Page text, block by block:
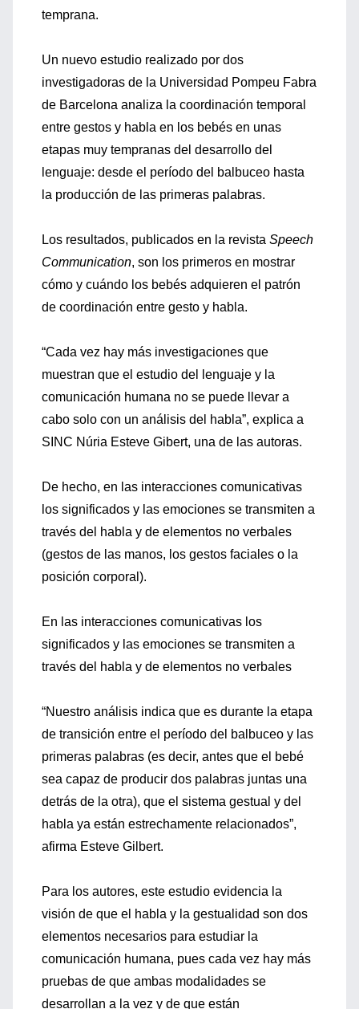
temprana.
Un nuevo estudio realizado por dos
investigadoras de la Universidad Pompeu Fabra
de Barcelona analiza la coordinación temporal
entre gestos y habla en los bebés en unas
etapas muy tempranas del desarrollo del
lenguaje: desde el período del balbuceo hasta
la producción de las primeras palabras.
Los resultados, publicados en la revista Speech
Communication, son los primeros en mostrar
cómo y cuándo los bebés adquieren el patrón
de coordinación entre gesto y habla.
“Cada vez hay más investigaciones que
muestran que el estudio del lenguaje y la
comunicación humana no se puede llevar a
cabo solo con un análisis del habla”, explica a
SINC Núria Esteve Gibert, una de las autoras.
De hecho, en las interacciones comunicativas
los significados y las emociones se transmiten a
través del habla y de elementos no verbales
(gestos de las manos, los gestos faciales o la
posición corporal).
En las interacciones comunicativas los
significados y las emociones se transmiten a
través del habla y de elementos no verbales
“Nuestro análisis indica que es durante la etapa
de transición entre el período del balbuceo y las
primeras palabras (es decir, antes que el bebé
sea capaz de producir dos palabras juntas una
detrás de la otra), que el sistema gestual y del
habla ya están estrechamente relacionados”,
afirma Esteve Gilbert.
Para los autores, este estudio evidencia la
visión de que el habla y la gestualidad son dos
elementos necesarios para estudiar la
comunicación humana, pues cada vez hay más
pruebas de que ambas modalidades se
desarrollan a la vez y de que están